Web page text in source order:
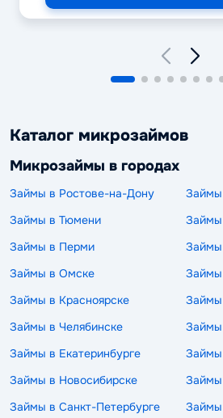
Каталог микрозаймов
Микрозаймы в городах
Займы в Ростове-на-Дону
Займы
Займы в Тюмени
Займы
Займы в Перми
Займы
Займы в Омске
Займы в Красноярске
Займы в Челябинске
Займы в Екатеринбурге
Займы
Займы в Новосибирске
Займы в Санкт-Петербурге